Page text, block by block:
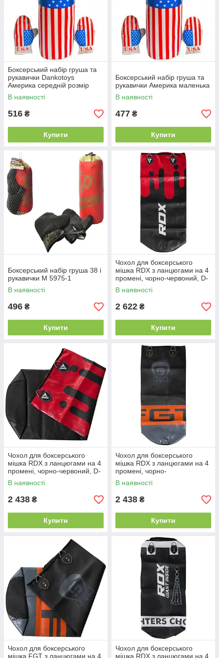
Боксерський набір груша та
рукавички Dankotoys
Америка середній розмір
В наявності
516 ₴
Купити
Боксерський набір груша та
рукавички Америка маленька
В наявності
477 ₴
Купити
Боксерський набір груша 38 і
рукавички M 5975-1
В наявності
496 ₴
Купити
Чохол для боксерського
мішка RDX з ланцюгами на 4
промені, чорно-червоний, D-
X/1-120
В наявності
2 622 ₴
Купити
Чохол для боксерського
мішка RDX з ланцюгами на 4
промені, чорно-червоний, D-
X/1-100
В наявності
2 438 ₴
Купити
Чохол для боксерського
мішка RDX з ланцюгами на 4
промені, чорно-
жовтогарячий, FT-1-100
В наявності
2 438 ₴
Купити
Чохол для боксерського
мішка FGT з ланцюгами на 4
Чохол для боксерського
мішка RDX з ланцюгами на 4